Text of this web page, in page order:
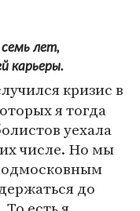
лет,
карьеры.
кризис в
я тогда
уехала
числе. Но мы
до